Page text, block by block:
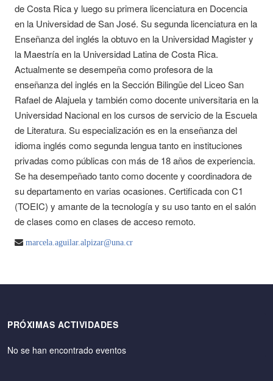
de Costa Rica y luego su primera licenciatura en Docencia
en la Universidad de San José. Su segunda licenciatura en la
Enseñanza del inglés la obtuvo en la Universidad Magister y
la Maestría en la Universidad Latina de Costa Rica.
Actualmente se desempeña como profesora de la
enseñanza del inglés en la Sección Bilingüe del Liceo San
Rafael de Alajuela y también como docente universitaria en la
Universidad Nacional en los cursos de servicio de la Escuela
de Literatura. Su especialización es en la enseñanza del
idioma inglés como segunda lengua tanto en instituciones
privadas como públicas con más de 18 años de experiencia.
Se ha desempeñado tanto como docente y coordinadora de
su departamento en varias ocasiones. Certificada con C1
(TOEIC) y amante de la tecnología y su uso tanto en el salón
de clases como en clases de acceso remoto.
marcela.aguilar.alpizar@una.cr
PRÓXIMAS ACTIVIDADES
No se han encontrado eventos